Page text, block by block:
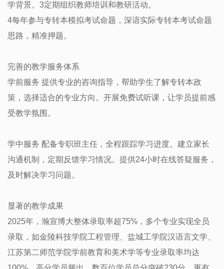
学背景。3定期组织教师培训和教研活动。
4每年参与专转本模拟考试命题，深谙实际专转本考试命题
思路，精准押题。
完善的教学服务体系
学前服务 提供专业的咨询指导，帮助学生了解专转本政
策，选择适合的专业方向。开展免费试听课，让学员提前感
受教学氛围。
学中服务 配备专职班主任，全程跟踪学习进度。建立家长
沟通机制，定期反馈学习情况。提供24小时在线答疑服务，
及时解决学习问题。
显著的教学成果
2025年，瀚宣博大整体录取率超75%，多个专业实现全员
录取，如金陵科技学院工程管理、盐城工学院汉语言文学、
江苏第二师范学院学前教育和美术学等专业录取率均达